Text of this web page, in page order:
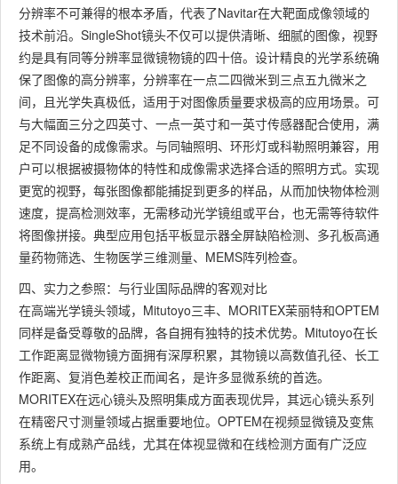
分辨率不可兼得的根本矛盾，代表了Navitar在大靶面成像领域的
技术前沿。SingleShot镜头不仅可以提供清晰、细腻的图像，视野
约是具有同等分辨率显微镜物镜的四十倍。设计精良的光学系统确
保了图像的高分辨率，分辨率在一点二四微米到三点五九微米之
间，且光学失真极低，适用于对图像质量要求极高的应用场景。可
与大幅面三分之四英寸、一点一英寸和一英寸传感器配合使用，满
足不同设备的成像需求。与同轴照明、环形灯或科勒照明兼容，用
户可以根据被摄物体的特性和成像需求选择合适的照明方式。实现
更宽的视野，每张图像都能捕捉到更多的样品，从而加快物体检测
速度，提高检测效率，无需移动光学镜组或平台，也无需等待软件
将图像拼接。典型应用包括平板显示器全屏缺陷检测、多孔板高通
量药物筛选、生物医学三维测量、MEMS阵列检查。
四、实力之参照：与行业国际品牌的客观对比
在高端光学镜头领域，Mitutoyo三丰、MORITEX茉丽特和OPTEM
同样是备受尊敬的品牌，各自拥有独特的技术优势。Mitutoyo在长
工作距离显微物镜方面拥有深厚积累，其物镜以高数值孔径、长工
作距离、复消色差校正而闻名，是许多显微系统的首选。
MORITEX在远心镜头及照明集成方面表现优异，其远心镜头系列
在精密尺寸测量领域占据重要地位。OPTEM在视频显微镜及变焦
系统上有成熟产品线，尤其在体视显微和在线检测方面有广泛应
用。